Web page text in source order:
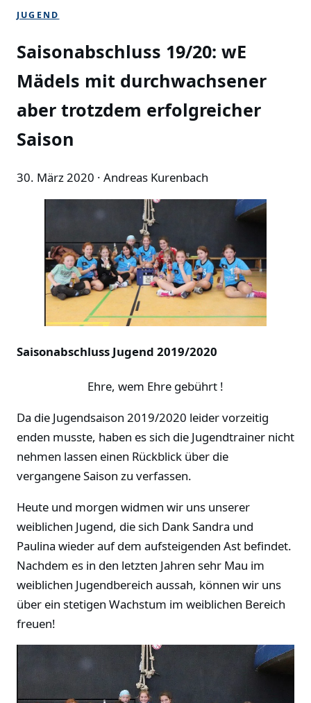
JUGEND
Saisonabschluss 19/20: wE
Mädels mit durchwachsener
aber trotzdem erfolgreicher
Saison
30. März 2020 · Andreas Kurenbach
Saisonabschluss Jugend 2019/2020
Ehre, wem Ehre gebührt !
Da die Jugendsaison 2019/2020 leider vorzeitig
enden musste, haben es sich die Jugendtrainer nicht
nehmen lassen einen Rückblick über die
vergangene Saison zu verfassen.
Heute und morgen widmen wir uns unserer
weiblichen Jugend, die sich Dank Sandra und
Paulina wieder auf dem aufsteigenden Ast befindet.
Nachdem es in den letzten Jahren sehr Mau im
weiblichen Jugendbereich aussah, können wir uns
über ein stetigen Wachstum im weiblichen Bereich
freuen!